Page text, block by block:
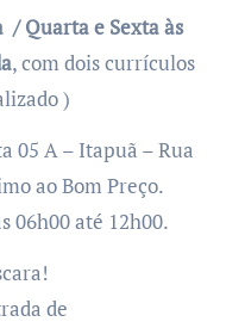
/ Quarta e Sexta às
, com dois currículos
)
05 A – Itapuã – Rua
ao Bom Preço.
06h00 até 12h00.
de